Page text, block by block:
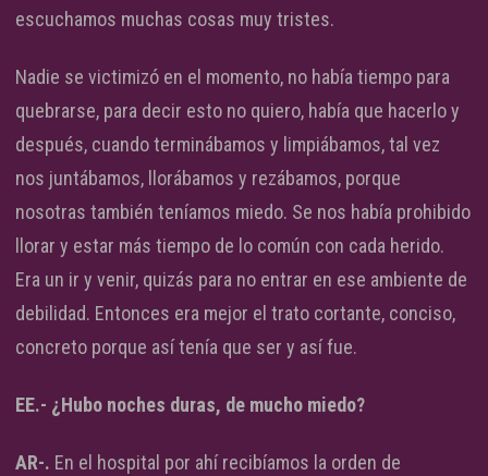
escuchamos muchas cosas muy tristes.
Nadie se victimizó en el momento, no había tiempo para
quebrarse, para decir esto no quiero, había que hacerlo y
después, cuando terminábamos y limpiábamos, tal vez
nos juntábamos, llorábamos y rezábamos, porque
nosotras también teníamos miedo. Se nos había prohibido
llorar y estar más tiempo de lo común con cada herido.
Era un ir y venir, quizás para no entrar en ese ambiente de
debilidad. Entonces era mejor el trato cortante, conciso,
concreto porque así tenía que ser y así fue.
EE.- ¿Hubo noches duras, de mucho miedo?
AR-. En el hospital por ahí recibíamos la orden de